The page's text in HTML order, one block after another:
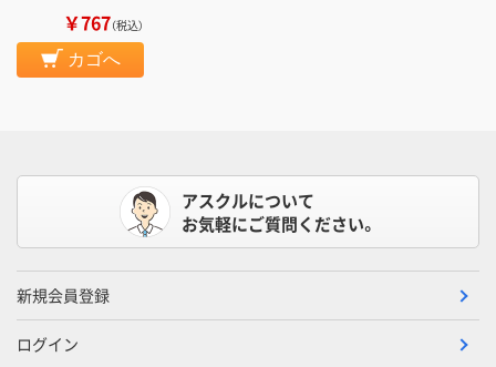
￥767（税込）
カゴへ
アスクルについて
お気軽にご質問ください。
新規会員登録
ログイン